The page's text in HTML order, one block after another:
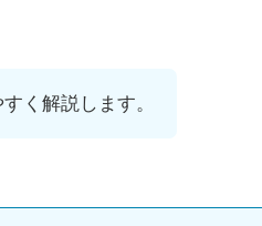
く解説します。